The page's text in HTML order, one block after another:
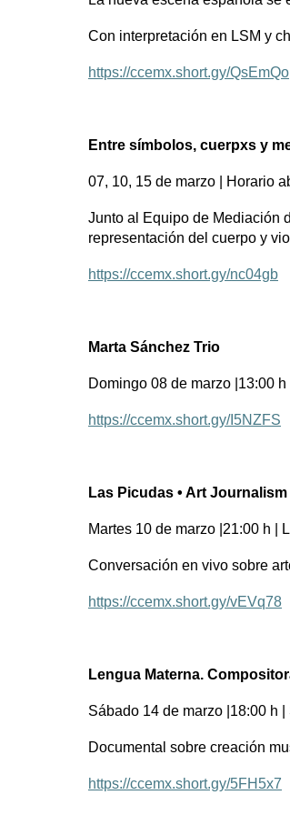
Con interpretación en LSM y
https://ccemx.short.gy/QsEmQo
Entre símbolos, cuerpxs y
07, 10, 15 de marzo | Horario
Junto al Equipo de Mediación
representación del cuerpo y
https://ccemx.short.gy/nc04gb
Marta Sánchez Trio
Domingo 08 de marzo |13:00
https://ccemx.short.gy/I5NZFS
Las Picudas • Art Journalism
Martes 10 de marzo |21:00 h |
Conversación en vivo sobre
https://ccemx.short.gy/vEVq78
Lengua Materna.
Sábado 14 de marzo |18:00 h
Documental sobre creación
https://ccemx.short.gy/5FH5x7